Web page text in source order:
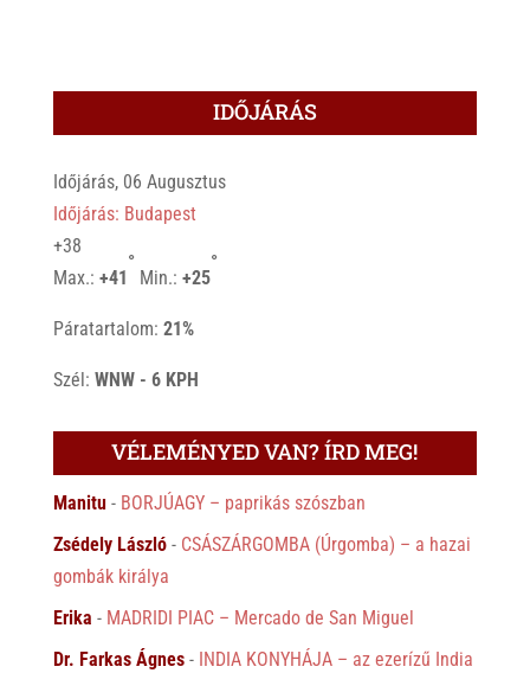
IDŐJÁRÁS
Időjárás, 06 Augusztus
Időjárás: Budapest
+38
Max.: +41
°
Min.: +25
°
Páratartalom: 21%
Szél: WNW - 6 KPH
VÉLEMÉNYED VAN? ÍRD MEG!
Manitu- BORJÚAGY – paprikás szószban
Zsédely László- CSÁSZÁRGOMBA (Úrgomba) – a hazai
gombák királya
Erika - MADRIDI PIAC – Mercado de San Miguel
Dr. Farkas Ágnes- INDIA KONYHÁJA – az ezerízű India